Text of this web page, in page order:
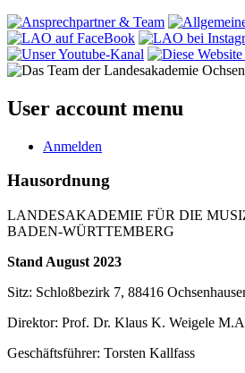
User account menu
Anmelden
Hausordnung
LANDESAKADEMIE FÜR DIE
BADEN-WÜRTTEMBERG
Stand August 2023
Sitz: Schloßbezirk 7, 88416
Direktor: Prof. Dr. Klaus K. Weigele
Geschäftsführer: Torsten Kallfass